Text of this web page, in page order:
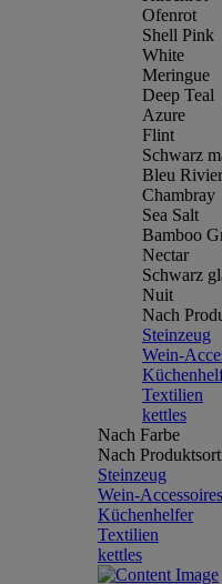
Ofenrot
Shell Pink
White
Meringue
Deep Teal
Azure
Flint
Schwarz
Bleu
Chambray
Sea Salt
Bamboo
Nectar
Schwarz
Nuit
Nach
Steinzeug
Wein-
Textilien
kettles
Nach Farbe
Nach
Steinzeug
Wein-Accessoires
Küchenhelfer
Textilien
kettles